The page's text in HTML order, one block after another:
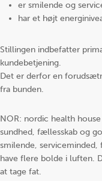
er smilende og
har et højt
Stillingen indbefatter
kundebetjening.
Det er derfor en
fra bunden.
NOR: nordic health
sundhed, fællesskab og
smilende,
have flere bolde i luften.
at tage fat.